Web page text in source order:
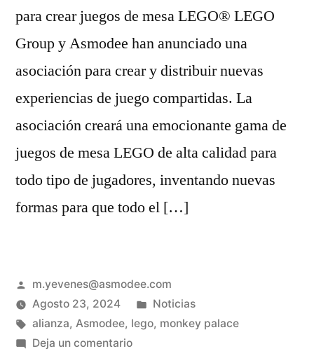
para crear juegos de mesa LEGO® LEGO
Group y Asmodee han anunciado una
asociación para crear y distribuir nuevas
experiencias de juego compartidas. La
asociación creará una emocionante gama de
juegos de mesa LEGO de alta calidad para
todo tipo de jugadores, inventando nuevas
formas para que todo el […]
m.yevenes@asmodee.com
Agosto 23, 2024
Noticias
alianza, Asmodee, lego, monkey palace
Deja un comentario